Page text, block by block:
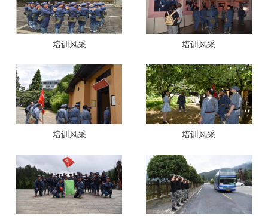
培训风采 培训风采
培训风采 培训风采